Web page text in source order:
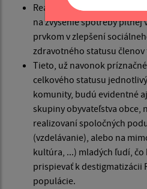
Realizáciou projektu sa
na zvýšenie spotreby pitnej
prvkom v zlepšení
zdravotného statusu
Tieto, už navonok
celkového statusu
komunity, budú evidentné
skupiny obyvateľstva obce,
realizovaní spoločných
(vzdelávanie), alebo na
kultúra, ...) mladých ľudí,
prispievať k destigmatizácii
populácie.